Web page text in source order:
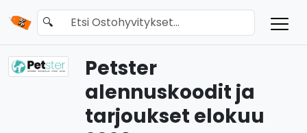
🔍
Petster
alennuskoodit ja
tarjoukset elokuu